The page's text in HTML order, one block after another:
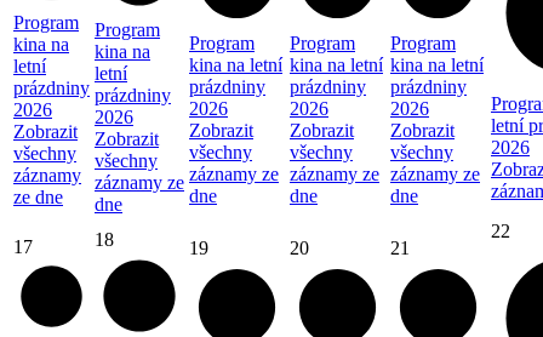
Program
kina na
letní
prázdniny
2026
Zobrazit
všechny
záznamy
ze dne
Program
kina na
letní
prázdniny
2026
Zobrazit
všechny
záznamy ze
dne
Program
kina na letní
prázdniny
2026
Zobrazit
všechny
záznamy ze
dne
Program
kina na letní
prázdniny
2026
Zobrazit
všechny
záznamy ze
dne
Program
kina na letní
prázdniny
2026
Zobrazit
všechny
záznamy ze
dne
letní
2026
17 18 19 20 21
22